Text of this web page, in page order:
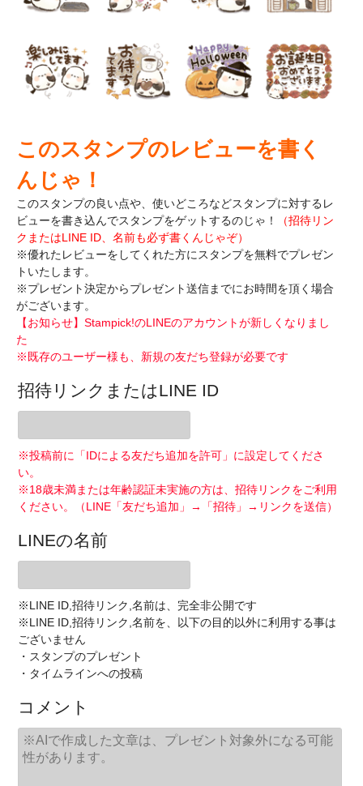
このスタンプのレビューを書く
んじゃ！
このスタンプの良い点や、使いどころなどスタンプに対するレ
ビューを書き込んでスタンプをゲットするのじゃ！
（招待リン
クまたはLINE ID、名前も必ず書くんじゃぞ）
※優れたレビューをしてくれた方にスタンプを無料でプレゼン
トいたします。
※プレゼント決定からプレゼント送信までにお時間を頂く場合
がございます。
【お知らせ】Stampick!のLINEのアカウントが新しくなりまし
た
※既存のユーザー様も、新規の友だち登録が必要です
招待リンクまたはLINE ID
※投稿前に「IDによる友だち追加を許可」に設定してくださ
い。
※18歳未満または年齢認証未実施の方は、招待リンクをご利用
ください。（LINE「友だち追加」→「招待」→リンクを送信）
LINEの名前
※LINE ID,招待リンク,名前は、完全非公開です
※LINE ID,招待リンク,名前を、以下の目的以外に利用する事は
ございません
・スタンプのプレゼント
・タイムラインへの投稿
コメント